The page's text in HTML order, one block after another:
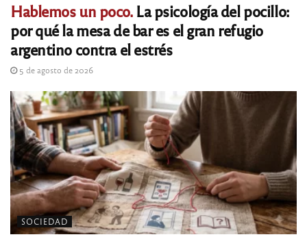
Hablemos un poco.La psicología del pocillo:
por qué la mesa de bar es el gran refugio
argentino contra el estrés
5 de agosto de 2026
SOCIEDAD